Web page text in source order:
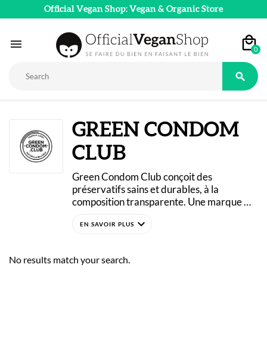
Official Vegan Shop: Vegan & Organic Store
 0

GREEN CONDOM
CLUB
Green Condom Club conçoit des
préservatifs sains et durables, à la
composition transparente. Une marque
écologique et éthique, avec des produits
Aucun produit chimique nocif n’est utilisé :
expand_more
No results match your search.